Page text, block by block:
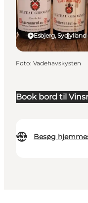
Book bord til
Besøg
Esbjerg, Sydjylland
Foto: Vadehavskysten